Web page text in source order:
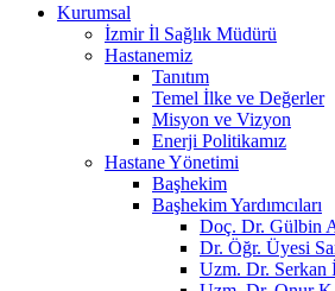
Kurumsal
İzmir İl Sağlık Müdürü
Hastanemiz
Tanıtım
Temel İlke ve Değerler
Misyon ve Vizyon
Enerji Politikamız
Hastane Yönetimi
Başhekim
Başhekim Yardımcıları
Doç. Dr. Gülbin
Dr. Öğr. Üyesi
Uzm. Dr.